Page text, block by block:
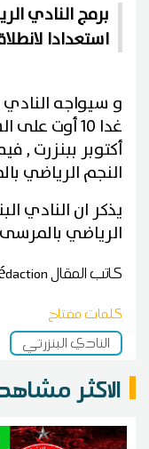
برمج النادي
استعدادا لانطلاقة
و سيواجه
أكتوبر ببنزرت ,
النجم الرياضي
يذكر ان النادي
الرياضي
كاتب المقال
كلمات مفتاح
النادي البنزرتي
الاكثر